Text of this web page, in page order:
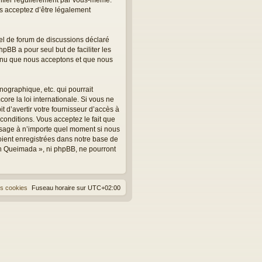
acceptez d’être légalement
de forum de discussions déclaré
a pour seul but de faciliter les
que nous acceptons et que nous
etc. qui pourrait
la loi internationale. Si vous ne
votre fournisseur d’accès à
Vous acceptez le fait que
à n’importe quel moment si nous
enregistrées dans notre base de
», ni phpBB, ne pourront
Fuseau horaire sur UTC+02:00
cookies